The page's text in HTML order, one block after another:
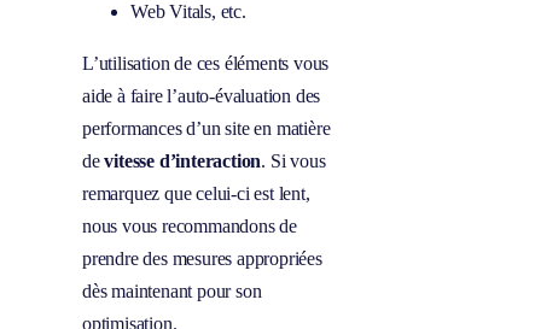
Web Vitals, etc.
L’utilisation de ces éléments vous
aide à faire l’auto-évaluation des
performances d’un site en matière
devitesse d’interaction. Si vous
remarquez que celui-ci est lent,
nous vous recommandons de
prendre des mesures appropriées
dès maintenant pour son
optimisation.